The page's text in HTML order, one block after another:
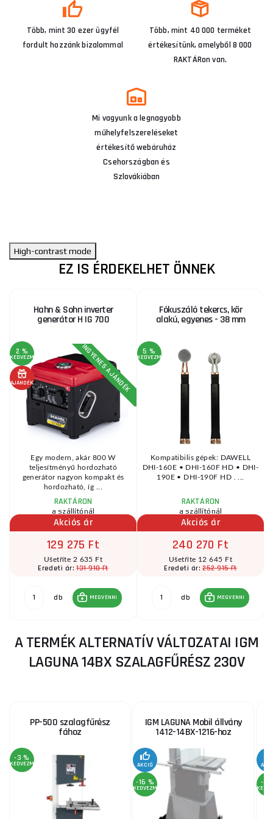
Több, mint 30 ezer ügyfél
fordult hozzánk bizalommal
Több, mint 40 000 terméket
értékesítünk, amelyből 8 000
RAKTÁRon van.
Mi vagyunk a legnagyobb
műhelyfelszereléseket
értékesítő webáruház
Csehországban és
Szlovákiában
High-contrast mode
EZ IS ÉRDEKELHET ÖNNEK
Hahn & Sohn inverter
generátor H IG 700
2 %
KEDVEZMÉNY
AJÁNDÉK INGYENES AJÁNDÉK
Egy modern, akár 800 W
teljesítményű hordozható
generátor nagyon kompakt és
hordozható, íg ...
RAKTÁRON
a szállítónál
Akciós ár
129 275 Ft
Ušetříte 2 635 Ft
Eredeti ár:131 910 Ft
db MEGVENNI
Fókuszáló tekercs, kör
alakú, egyenes - 38 mm
5 %
KEDVEZMÉNY
Kompatibilis gépek: DAWELL
DHI-160E • DHI-160F HD • DHI-
190E • DHI-190F HD . ...
RAKTÁRON
a szállítónál
Akciós ár
240 270 Ft
Ušetříte 12 645 Ft
Eredeti ár:252 915 Ft
db MEGVENNI
A TERMÉK ALTERNATÍV VÁLTOZATAI IGM
LAGUNA 14BX SZALAGFŰRÉSZ 230V
PP-500 szalagfűrész
fához
-3 %
KEDVEZMÉNY
IGM LAGUNA Mobil állvány
1412-14BX-1216-hoz
AKCIÓ
-16 %
KEDVEZMÉNY
-3